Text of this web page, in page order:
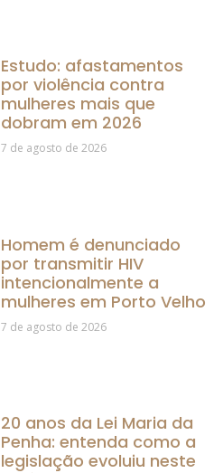
Estudo: afastamentos
por violência contra
mulheres mais que
dobram em 2026
7 de agosto de 2026
Homem é denunciado
por transmitir HIV
intencionalmente a
mulheres em Porto Velho
7 de agosto de 2026
20 anos da Lei Maria da
Penha: entenda como a
legislação evoluiu neste